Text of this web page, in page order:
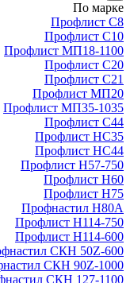
По марке
Профлист С8
Профлист С10
Профлист МП18-1100
Профлист С20
Профлист С21
Профлист МП20
Профлист МП35-1035
Профлист С44
Профлист НС35
Профлист НС44
Профлист Н57-750
Профлист Н60
Профлист Н75
Профнастил Н80А
Профлист Н114-750
Профлист Н114-600
СКН 50Z-600
СКН 90Z-1000
СКН 127-1100